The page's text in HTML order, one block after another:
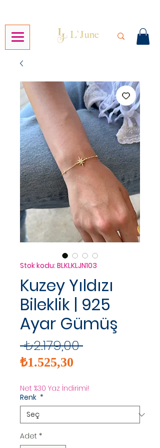
Stok kodu: BLKLKLJN103
Kuzey Yıldızı
Bileklik | 925
Ayar Gümüş
₺2.179,00 Normal
₺1.525,30
Net %30 Yaz İndirimi!
Renk *
Adet *